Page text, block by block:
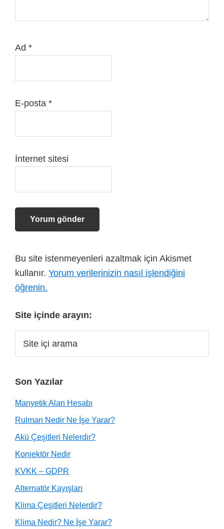
Ad *
E-posta *
İnternet sitesi
Bu site istenmeyenleri azaltmak için Akismet
kullanır. Yorum verilerinizin nasıl işlendiğini
öğrenin.
Site içinde arayın:
Son Yazılar
Manyetik Alan Hesabı
Rulman Nedir Ne İşe Yarar?
Akü Çeşitleri Nelerdir?
Konjektör Nedir
KVKK – GDPR
Alternatör Kayışları
Klima Çeşitleri Nelerdir?
Klima Nedir? Ne İşe Yarar?